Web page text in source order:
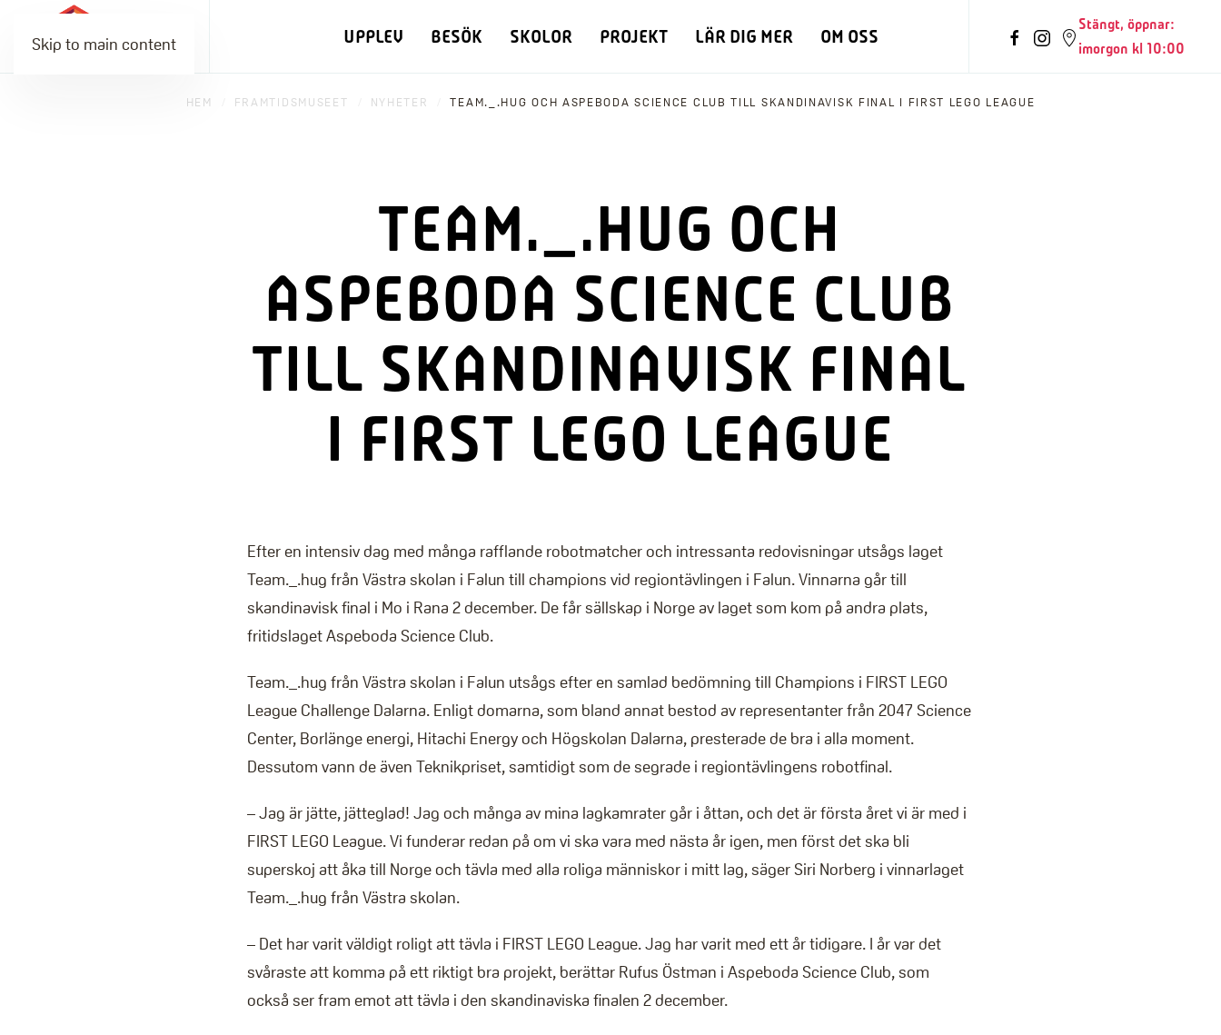
Skip to main content UPPLEV BESÖK SKOLOR PROJEKT LÄR DIG MER OM OSS
Stängt, öppnar:
imorgon kl 10:00
HEM FRAMTIDSMUSEET NYHETER TEAM._.HUG OCH ASPEBODA SCIENCE CLUB TILL SKANDINAVISK FINAL I FIRST LEGO LEAGUE
TEAM._.HUG OCH
ASPEBODA SCIENCE CLUB
TILL SKANDINAVISK FINAL
I FIRST LEGO LEAGUE
Efter en intensiv dag med många rafflande robotmatcher och intressanta redovisningar utsågs laget
Team._.hug från Västra skolan i Falun till champions vid regiontävlingen i Falun. Vinnarna går till
skandinavisk final i Mo i Rana 2 december. De får sällskap i Norge av laget som kom på andra plats,
fritidslaget Aspeboda Science Club.
Team._.hug från Västra skolan i Falun utsågs efter en samlad bedömning till Champions i FIRST LEGO
League Challenge Dalarna. Enligt domarna, som bland annat bestod av representanter från 2047 Science
Center, Borlänge energi, Hitachi Energy och Högskolan Dalarna, presterade de bra i alla moment.
Dessutom vann de även Teknikpriset, samtidigt som de segrade i regiontävlingens robotfinal.
– Jag är jätte, jätteglad! Jag och många av mina lagkamrater går i åttan, och det är första året vi är med i
FIRST LEGO League. Vi funderar redan på om vi ska vara med nästa år igen, men först det ska bli
superskoj att åka till Norge och tävla med alla roliga människor i mitt lag, säger Siri Norberg i vinnarlaget
Team._.hug från Västra skolan.
– Det har varit väldigt roligt att tävla i FIRST LEGO League. Jag har varit med ett år tidigare. I år var det
svåraste att komma på ett riktigt bra projekt, berättar Rufus Östman i Aspeboda Science Club, som
också ser fram emot att tävla i den skandinaviska finalen 2 december.